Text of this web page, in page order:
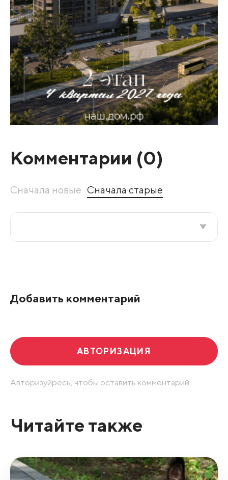
Комментарии (0)
Сначала новые Сначала старые
Добавить комментарий
АВТОРИЗАЦИЯ
Авторизуйресь, чтобы оставить комментарий.
Читайте также